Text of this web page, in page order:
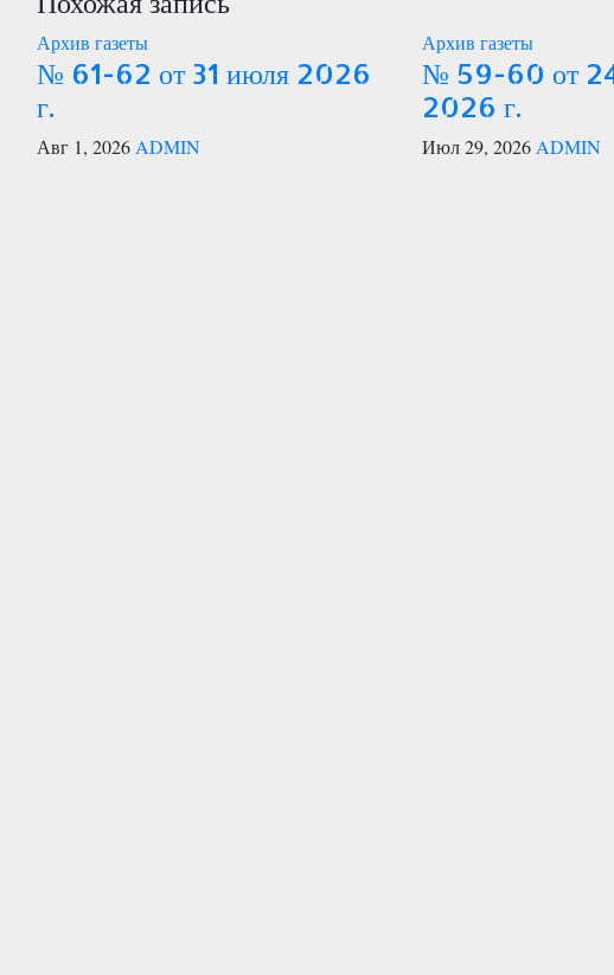
записям
Архив газеты
№ 61-62 от 31 июля 2026
г.
Авг 1, 2026 ADMIN
Архив газеты
№ 59-60 от
2026 г.
Июл 29, 2026 ADMIN